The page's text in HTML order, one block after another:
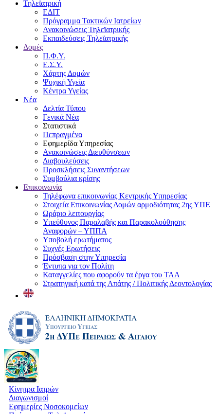
Τηλεϊατρική
ΕΔΙΤ
Πρόγραμμα Τακτικών Ιατρείων
Ανακοινώσεις Τηλεϊατρικής
Εκπαιδεύσεις Τηλεϊατρικής
Δομές
Π.Φ.Υ.
Ε.Σ.Υ.
Χάρτης Δομών
Ψυχική Υγεία
Κέντρα Υγείας
Νέα
Δελτία Τύπου
Γενικά Νέα
Στατιστικά
Πεπραγμένα
Εφημερίδα Υπηρεσίας
Ανακοινώσεις Διευθύνσεων
Διαβουλεύσεις
Προσκλήσεις Συναντήσεων
Συμβούλια κρίσης
Επικοινωνία
Τηλέφωνα επικοινωνίας Κεντρικής Υπηρεσίας
Στοιχεία Επικοινωνίας Δομών αρμοδιότητας 2ης ΥΠΕ
Ωράριο λειτουργίας
Υπεύθυνος Παραλαβής και Παρακολούθησης
Αναφορών – ΥΠΠΑ
Υποβολή ερωτήματος
Συχνές Ερωτήσεις
Πρόσβαση στην Υπηρεσία
Έντυπα για τον Πολίτη
Καταγγελίες που αφορούν τα έργα του ΤΑΑ
Στρατηγική κατά της Απάτης / Πολιτικής Δεοντολογίας
Κίνητρα Ιατρών
Διαγωνισμοί
Εφημερίες Νοσοκομείων